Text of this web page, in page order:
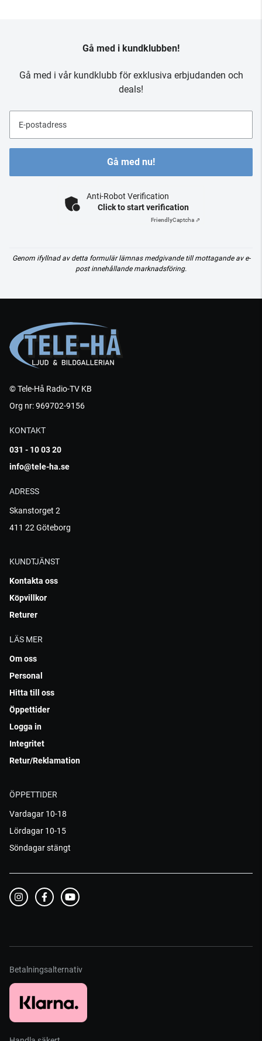
Gå med i kundklubben!
Gå med i vår kundklubb för exklusiva erbjudanden och
deals!
E-postadress
Gå med nu!
Anti-Robot Verification
Click to start verification
FriendlyCaptcha ⇗
Genom ifyllnad av detta formulär lämnas medgivande till mottagande av e-
post innehållande marknadsföring.
© Tele-Hå Radio-TV KB
Org nr: 969702-9156
KONTAKT
031 - 10 03 20
info@tele-ha.se
ADRESS
Skanstorget 2
411 22 Göteborg
KUNDTJÄNST
Kontakta oss
Köpvillkor
Returer
LÄS MER
Om oss
Personal
Hitta till oss
Öppettider
Logga in
Integritet
Retur/Reklamation
ÖPPETTIDER
Vardagar 10-18
Lördagar 10-15
Söndagar stängt
Betalningsalternativ